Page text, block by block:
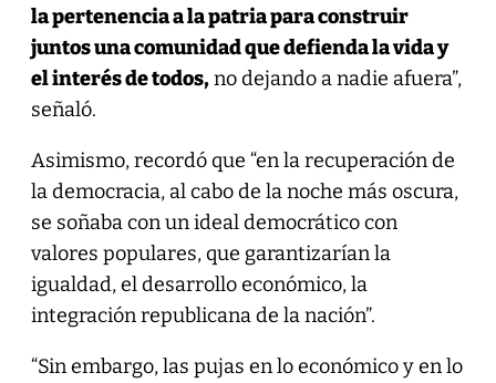
la pertenencia a la patria para construir
juntos una comunidad que defienda la vida y
el interés de todos,no dejando a nadie afuera”,
señaló.
Asimismo, recordó que “en la recuperación de
la democracia, al cabo de la noche más oscura,
se soñaba con un ideal democrático con
valores populares, que garantizarían la
igualdad, el desarrollo económico, la
integración republicana de la nación”.
“Sin embargo, las pujas en lo económico y en lo